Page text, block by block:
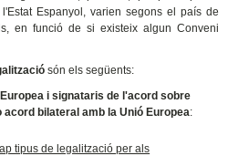
Espanyol, varien segons el país de
en funció de si existeix algun Conveni
són els següents:
i signataris de l'acord sobre
bilateral amb la Unió Europea:
tipus de legalització per als